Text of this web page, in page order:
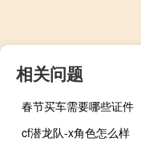
相关问题
春节买车需要哪些证件
cf潜龙队-x角色怎么样